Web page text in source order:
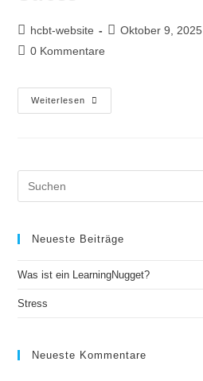
hcbt-website Oktober 9, 2025
0 Kommentare
Weiterlesen
Neueste Beiträge
Was ist ein LearningNugget?
Stress
Neueste Kommentare